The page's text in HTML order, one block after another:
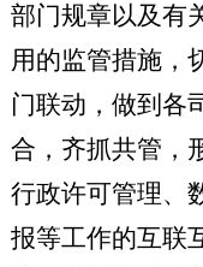
部门规章以及有
用的监管措施，
门联动，做到各
合，齐抓共管，
行政许可管理、
报等工作的互联